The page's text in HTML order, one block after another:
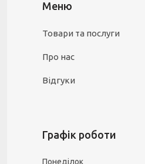
Товари та послуги
Про нас
Відгуки
Графік роботи
Понеділок